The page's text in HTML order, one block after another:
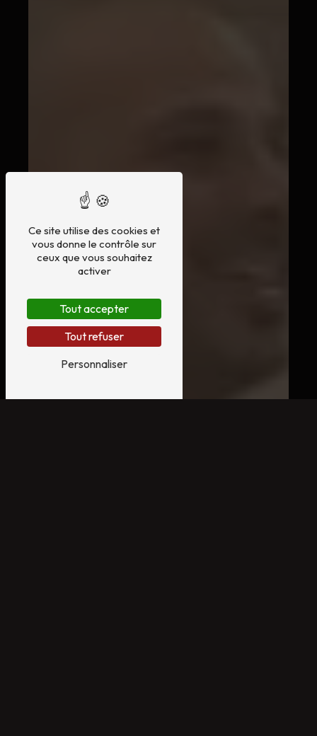
Ce site utilise des cookies et
vous donne le contrôle sur
ceux que vous souhaitez
activer
Tout accepter
Tout refuser
Personnaliser